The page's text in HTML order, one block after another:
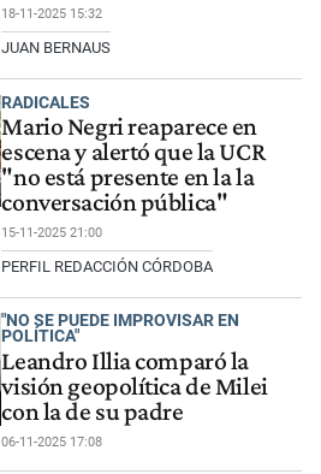
18-11-2025 15:32
JUAN BERNAUS
RADICALES
Mario Negri reaparece en
escena y alertó que la UCR
"no está presente en la la
conversación pública"
15-11-2025 21:00
PERFIL REDACCIÓN CÓRDOBA
"NO SE PUEDE IMPROVISAR EN
POLÍTICA"
Leandro Illia comparó la
visión geopolítica de Milei
con la de su padre
06-11-2025 17:08